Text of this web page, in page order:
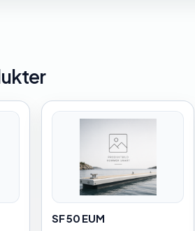
SF 50 EUM